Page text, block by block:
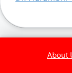
About